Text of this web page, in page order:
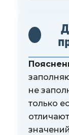
не
только